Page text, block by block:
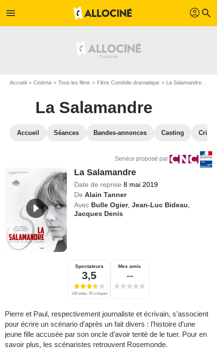
menu profil search
Accueil Cinéma Tous les films Films Comédie dramatique La Salamandre
La Salamandre
Accueil Séances Bandes-annonces Casting
Service proposé par
La Salamandre
Date de reprise 8 mai 2019
De Alain Tanner
Avec Bulle Ogier,Jean-Luc Bideau
Jacques Denis
Spectateurs
3,5
139 notes, 25 critiques
Mes amis
--
Pierre et Paul, respectivement journaliste et écrivain, s’associent
pour écrire un scénario d’après un fait divers : l’histoire d’une
jeune fille accusée par son oncle d’avoir tenté de le tuer. Pour en
savoir plus, les scénaristes retrouvent Rosemonde.